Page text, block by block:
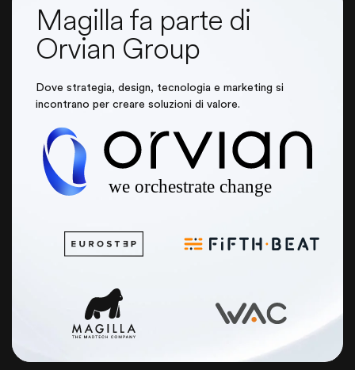
Magilla fa parte di
Orvian Group
Dove strategia, design, tecnologia e marketing si
incontrano per creare soluzioni di valore.